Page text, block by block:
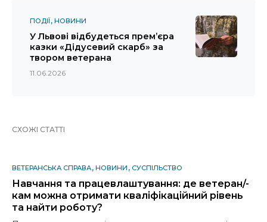
ПОДІЇ НОВИНИ
У Львові відбудеться прем’єра
казки «Дідусевий скарб» за
твором ветерана
11.06.2026
СХОЖІ СТАТТІ
ВЕТЕРАНСЬКА СПРАВА НОВИНИ СУСПІЛЬСТВО
Навчання та працевлаштування: де ветеран/-
кам можна отримати кваліфікаційний рівень
та найти роботу?